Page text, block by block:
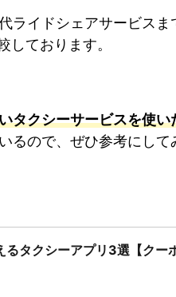
ライドシェアサービスま
しております。
タクシーサービスを使い
るので、ぜひ参考にして
るタクシーアプリ3選【クー